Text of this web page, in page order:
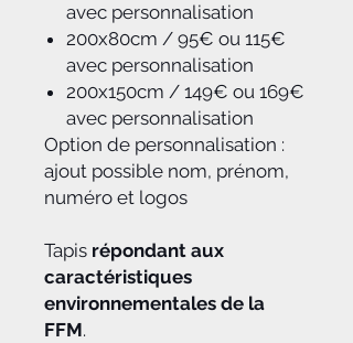
avec personnalisation
200x80cm / 95€ ou 115€
avec personnalisation
200x150cm / 149€ ou 169€
avec personnalisation
Option de personnalisation :
ajout possible nom, prénom,
numéro et logos
Tapis répondant aux
caractéristiques
environnementales de la
FFM.